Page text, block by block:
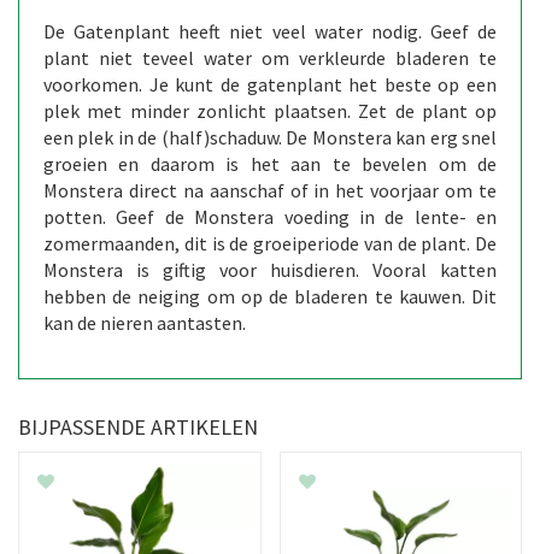
De Gatenplant heeft niet veel water nodig. Geef de
plant niet teveel water om verkleurde bladeren te
voorkomen. Je kunt de gatenplant het beste op een
plek met minder zonlicht plaatsen. Zet de plant op
een plek in de (half)schaduw. De Monstera kan erg snel
groeien en daarom is het aan te bevelen om de
Monstera direct na aanschaf of in het voorjaar om te
potten. Geef de Monstera voeding in de lente- en
zomermaanden, dit is de groeiperiode van de plant. De
Monstera is giftig voor huisdieren. Vooral katten
hebben de neiging om op de bladeren te kauwen. Dit
kan de nieren aantasten.
BIJPASSENDE ARTIKELEN